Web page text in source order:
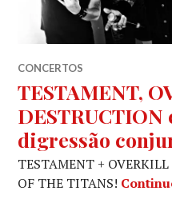
CONCERTOS
TESTAMENT,
digressão
TESTAMENT +
OF THE TITANS!